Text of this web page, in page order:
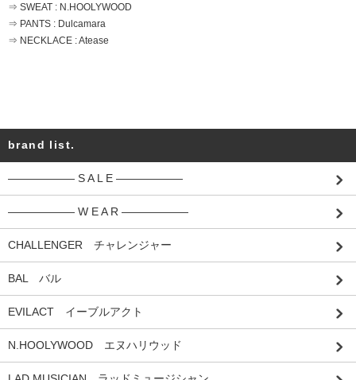
⇒ SWEAT : N.HOOLYWOOD
⇒ PANTS : Dulcamara
⇒ NECKLACE : Atease
brand list.
―――――― S A L E ――――――
―――――― W E A R ――――――
CHALLENGER チャレンジャー
BAL バル
EVILACT イーブルアクト
N.HOOLYWOOD エヌハリウッド